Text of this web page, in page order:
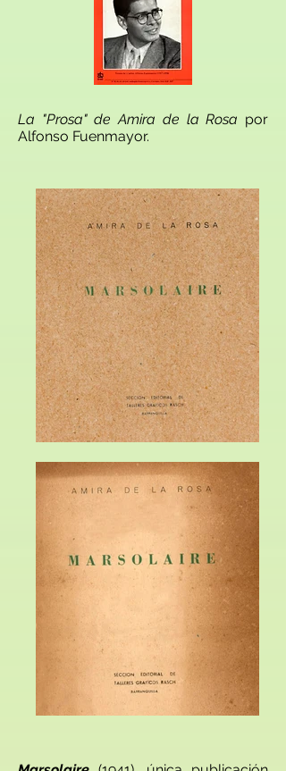
La "Prosa" de Amira de la Rosa por
Alfonso Fuenmayor.